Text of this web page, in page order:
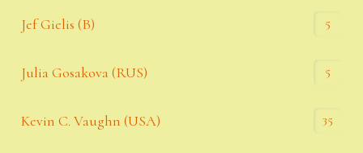
Jef Gielis (B) 5
Julia Gosakova (RUS) 5
Kevin C. Vaughn (USA) 35